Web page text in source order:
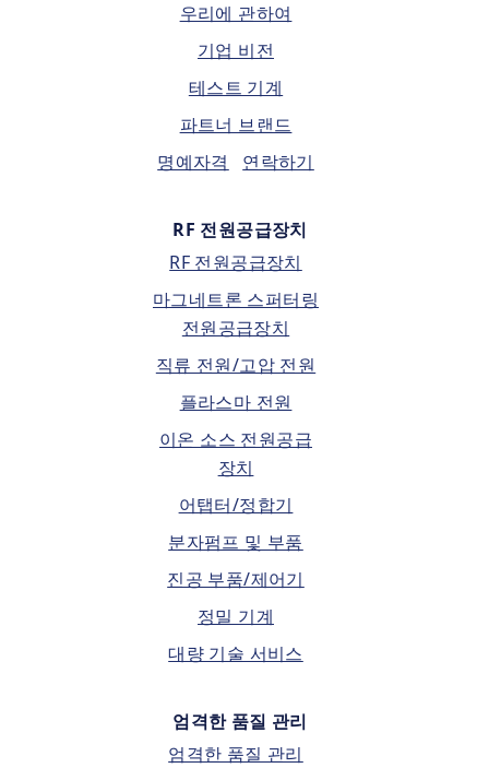
우리에 관하여
기업 비전
테스트 기계
파트너 브랜드
명예자격
연락하기
RF 전원공급장치
RF 전원공급장치
마그네트론 스퍼터링
전원공급장치
직류 전원/고압 전원
플라스마 전원
이온 소스 전원공급
장치
어탭터/정합기
분자펌프 및 부품
진공 부품/제어기
정밀 기계
대량 기술 서비스
엄격한 품질 관리
엄격한 품질 관리